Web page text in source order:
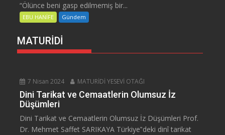
“Ölünce beni gasp edilmemiş bir...
EBU HANİFE Gündem
MATURİDİ
7 Nisan 2024 MATURİDİ YESEVİ OTAĞI
Dini Tarikat ve Cemaatlerin Olumsuz İz
Düşümleri
Dini Tarikat ve Cemaatlerin Olumsuz İz Düşümleri Prof.
Dr. Mehmet Saffet SARIKAYA Türkiye‟deki dinî tarikat